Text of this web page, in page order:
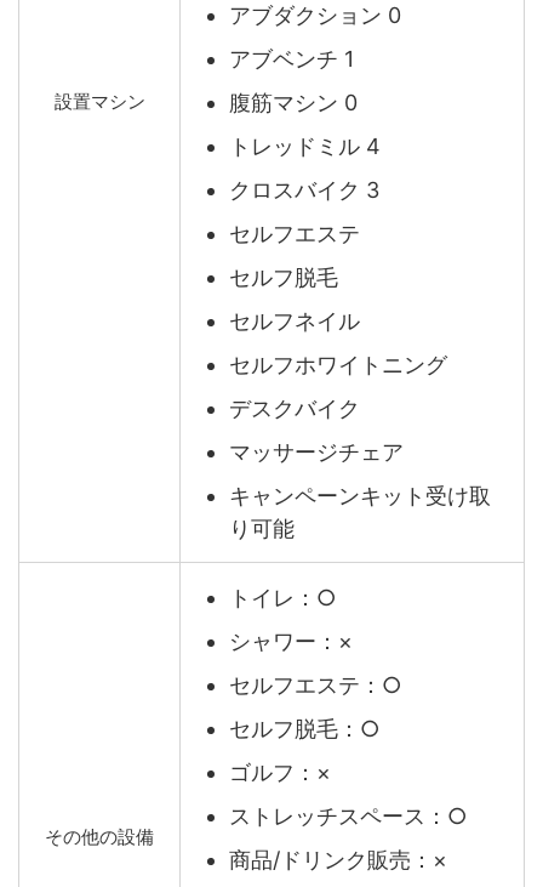
設置マシン
アブダクション 0
アブベンチ 1
腹筋マシン 0
トレッドミル 4
クロスバイク 3
セルフエステ
セルフ脱毛
セルフネイル
セルフホワイトニング
デスクバイク
マッサージチェア
キャンペーンキット受け取
り可能
その他の設備
トイレ：○
シャワー：×
セルフエステ：○
セルフ脱毛：○
ゴルフ：×
ストレッチスペース：○
商品/ドリンク販売：×